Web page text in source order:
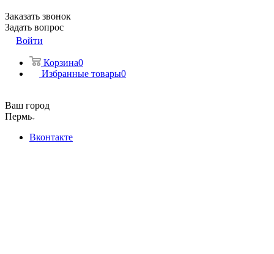
Заказать звонок
Задать вопрос
Войти
Корзина0
Избранные товары0
Ваш город
Пермь
Вконтакте